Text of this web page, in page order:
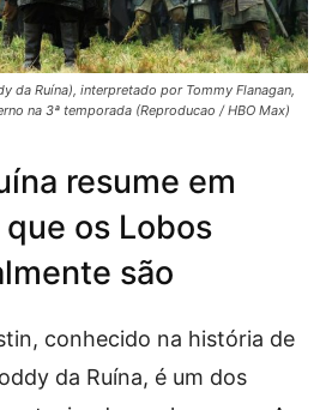
da Ruína), interpretado por Tommy Flanagan,
na 3ª temporada (Reproducao / HBO Max)
resume em
os Lobos
são
conhecido na história de
da Ruína, é um dos